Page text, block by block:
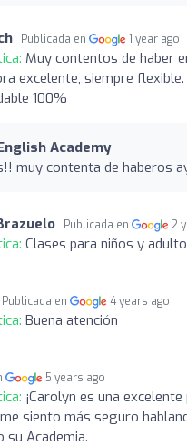
Publicada en 1 year ago
Muy contentos de haber
excelente, siempre
100%
Academy
muy contenta de haberos
Publicada en 2
Clases para niños y
Publicada en 4 years ago
Buena atención
5 years ago
¡Carolyn es una
siento más seguro
su Academia.